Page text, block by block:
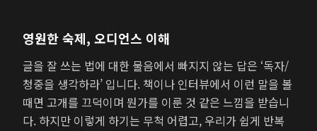
영원한 숙제, 오디언스 이해
글을 잘 쓰는 법에 대한 물음에서 빠지지 않는 답은 ‘독자/
청중을 생각하라’ 입니다. 책이나 인터뷰에서 이런 말을 볼
때면 고개를 끄덕이며 뭔가를 이룬 것 같은 느낌을 받습니
다. 하지만 이렇게 하기는 무척 어렵고, 우리가 쉽게 반복